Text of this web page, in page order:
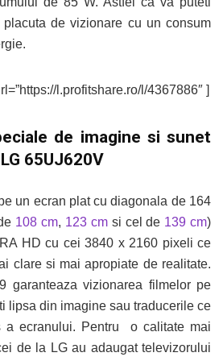
placuta de vizionare cu un consum
l.profitshare.ro/l/4367886″ ]
de imagine si sunet
65UJ620V
un ecran plat cu diagonala de 164
108 cm, 123 cmsi cel de 139 cm)
HD cu cei 3840 x 2160 pixeli ce
clare si mai apropiate de realitate.
garanteaza vizionarea filmelor pe
lipsa din imagine sau traducerile ce
a ecranului. Pentru o calitate mai
de la LG au adaugat televizorului